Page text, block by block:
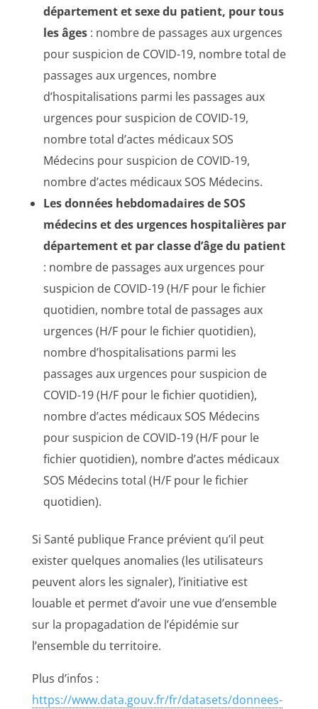
département et sexe du patient, pour tous
les âges: nombre de passages aux urgences
pour suspicion de COVID-19, nombre total de
passages aux urgences, nombre
d’hospitalisations parmi les passages aux
urgences pour suspicion de COVID-19,
nombre total d’actes médicaux SOS
Médecins pour suspicion de COVID-19,
nombre d’actes médicaux SOS Médecins.
Les données hebdomadaires de SOS
médecins et des urgences hospitalières par
département et par classe d’âge du patient
: nombre de passages aux urgences pour
suspicion de COVID-19 (H/F pour le fichier
quotidien, nombre total de passages aux
urgences (H/F pour le fichier quotidien),
nombre d’hospitalisations parmi les
passages aux urgences pour suspicion de
COVID-19 (H/F pour le fichier quotidien),
nombre d’actes médicaux SOS Médecins
pour suspicion de COVID-19 (H/F pour le
fichier quotidien), nombre d’actes médicaux
SOS Médecins total (H/F pour le fichier
quotidien).
Si Santé publique France prévient qu’il peut
exister quelques anomalies (les utilisateurs
peuvent alors les signaler), l’initiative est
louable et permet d’avoir une vue d’ensemble
sur la propagadation de l’épidémie sur
l’ensemble du territoire.
Plus d’infos :
https://www.data.gouv.fr/fr/datasets/donnees-